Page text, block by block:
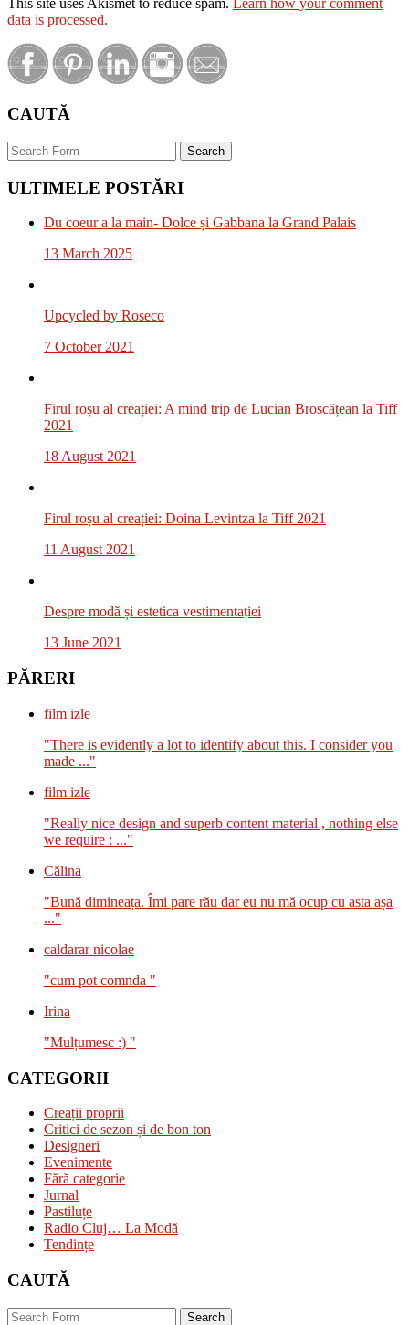
data is processed.
CAUTĂ
Search
ULTIMELE POSTĂRI
Du coeur a la main- Dolce și Gabbana la Grand Palais
13 March 2025
Upcycled by Roseco
7 October 2021
Firul roșu al creației: A mind trip de Lucian Broscățean la Tiff
2021
18 August 2021
Firul roșu al creației: Doina Levintza la Tiff 2021
11 August 2021
Despre modă și estetica vestimentației
13 June 2021
PĂRERI
film izle
"There is evidently a lot to identify about this. I consider you
made ..."
film izle
"Really nice design and superb content material , nothing else
we require : ..."
Călina
"Bună dimineața. Îmi pare rău dar eu nu mă ocup cu asta așa
..."
caldarar nicolae
"cum pot comnda "
Irina
"Mulțumesc :) "
CATEGORII
Creații proprii
Critici de sezon și de bon ton
Designeri
Evenimente
Fără categorie
Jurnal
Pastiluțe
Radio Cluj… La Modă
Tendințe
CAUTĂ
Search